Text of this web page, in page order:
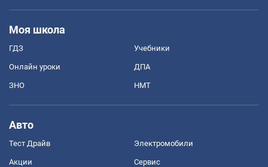
Моя школа
ГДЗ Учебники
Онлайн уроки ДПА
ЗНО НМТ
Авто
Тест Драйв Электромобили
Акции Сервис